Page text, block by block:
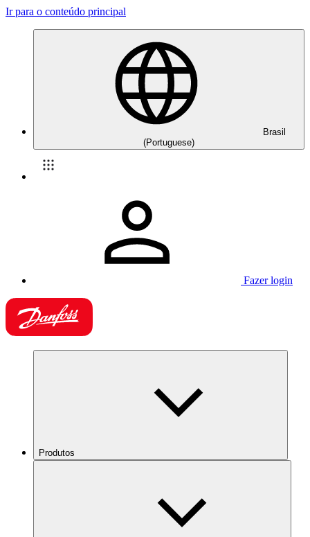
Ir para o conteúdo principal
Brasil
(Portuguese)
Fazer login
Produtos